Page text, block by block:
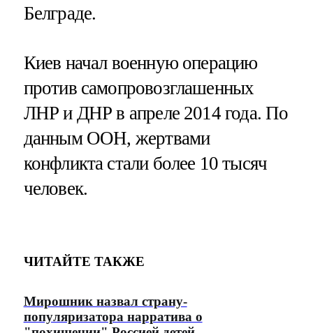
Белграде.
Киев начал военную операцию
против самопровозглашенных
ЛНР и ДНР в апреле 2014 года. По
данным ООН, жертвами
конфликта стали более 10 тысяч
человек.
ЧИТАЙТЕ ТАКЖЕ
Мирошник назвал страну-
популяризатора нарратива о